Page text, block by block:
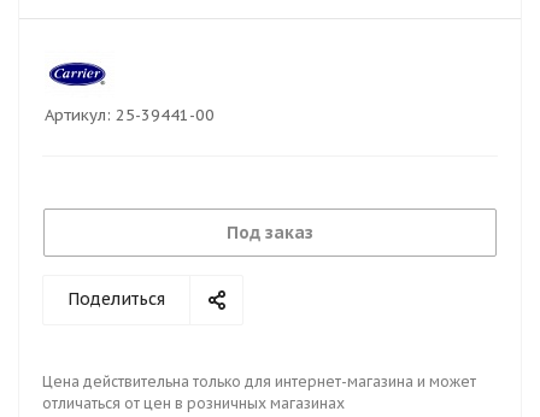
Артикул: 25-39441-00
Под заказ
Поделиться
Цена действительна только для интернет-магазина и может
отличаться от цен в розничных магазинах